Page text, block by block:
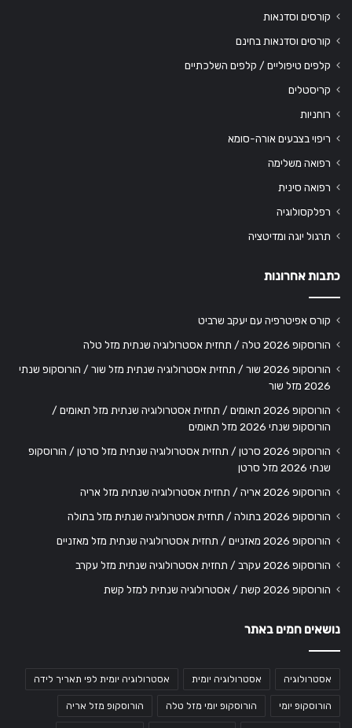
קורסים וסדנאות
קורסים וסדנאות בחינם
קלפים טיפוליים / קלפים השלכתיים
קריסטלים
רוחניות
ריפוי בצבעים אורה-סומא
רפואה משלימה
רפואה סינית
רפלקסולוגיה
תרגול יוגה ומדיטציה
כתבות אחרונות
קורס אפיטרפיה עם יעקב שרביט
הורוסקופ 2026 טלה / תחזית אסטרולוגיה שנתית מזל טלה
הורוסקופ 2026 שור / תחזית אסטרולוגיה שנתית מזל שור / הורוסקופ שנתי
2026 מזל שור
הורוסקופ 2026 תאומים / תחזית אסטרולוגיה שנתית מזל תאומים /
הורוסקופ שנתי 2026 מזל תאומים
הורוסקופ 2026 סרטן / תחזית אסטרולוגיה שנתית מזל סרטן / הורוסקופ
שנתי 2026 מזל סרטן
הורוסקופ 2026 אריה / תחזית אסטרולוגיה שנתית מזל אריה
הורוסקופ 2026 בתולה / תחזית אסטרולוגיה שנתית מזל בתולה
הורוסקופ 2026 מאזניים / תחזית אסטרולוגיה שנתית מזל מאזניים
הורוסקופ 2026 עקרב / תחזית אסטרולוגיה שנתית מזל עקרב
הורוסקופ 2026 קשת / אסטרולוגיה שנתית למזל קשת
נושאים חמים באתר
אסטרולוגיה אסטרולוגיה יומית אסטרולוגיה יומית לפי תאריך לידה
הורוסקופ יומי הורוסקופ יומי מזל טלה הורוסקופ מזל אריה